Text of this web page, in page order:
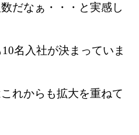
だなぁ・・・と実感し
名入社が決まっていま
れからも拡大を重ねて